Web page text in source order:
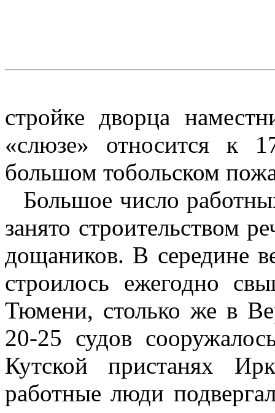
стройке дворца
«слюзе» относится к
большом тобольском
Большое число
занято строительством
дощаников. В середине
строилось ежегодно
Тюмени, столько же в
20-25 судов
Кутской пристанях
работные люди